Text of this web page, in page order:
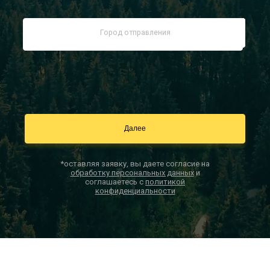
Заказать звонок
Контакты
*оставляя заявку, вы даете согласие на
обработку персональных данныхи
соглашаетесь с политикой
конфиденциальности